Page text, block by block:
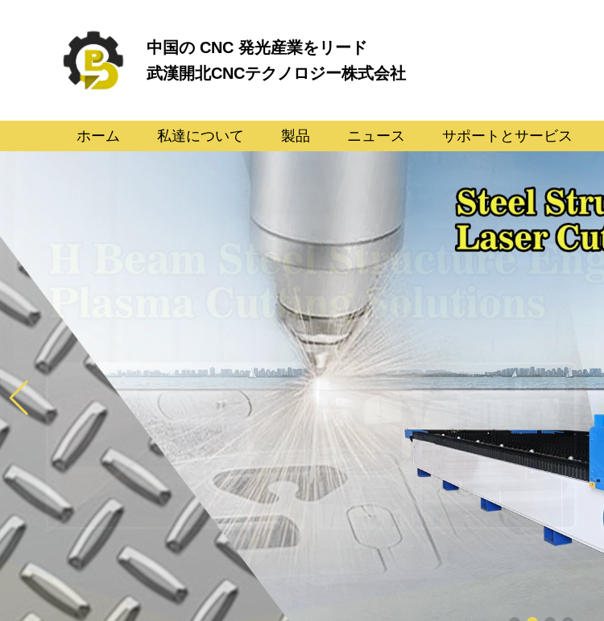
中国の CNC 発光産業をリード
武漢開北CNCテクノロジー株式会社
ホーム 私達について 製品 ニュース サポートとサービス